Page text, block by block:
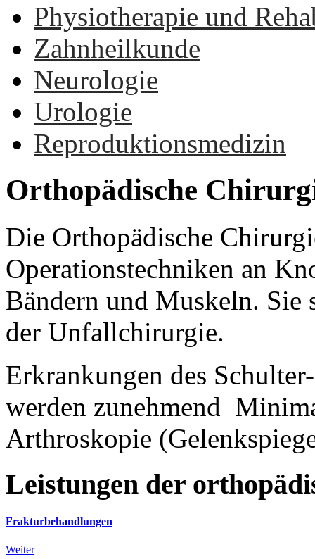
Physiotherapie und
Zahnheilkunde
Neurologie
Urologie
Reproduktionsmedizin
Orthopädische
Die Orthopädische
Operationstechniken an
Bändern und Muskeln. Sie
der Unfallchirurgie.
Erkrankungen des
werden zunehmend
Arthroskopie
Leistungen der
Frakturbehandlungen
Weiter